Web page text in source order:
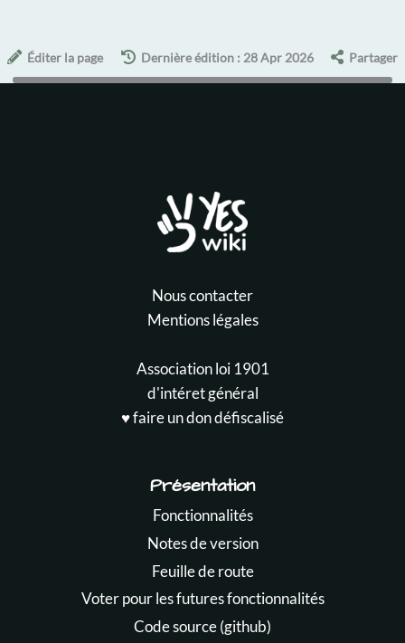
Éditer la page Dernière édition : 28 Apr 2026 Partager
Nous contacter
Mentions légales
Association loi 1901
d'intéret général
♥️ faire un don défiscalisé
Présentation
Fonctionnalités
Notes de version
Feuille de route
Voter pour les futures fonctionnalités
Code source (github)